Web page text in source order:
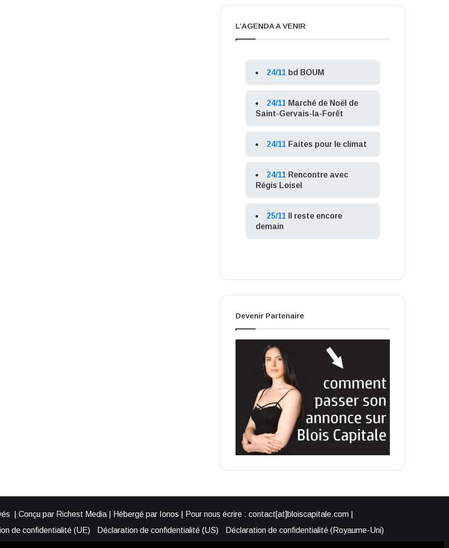
L’AGENDA A VENIR
24/11 bd BOUM
24/11 Marché de Noël de
Saint-Gervais-la-Forêt
24/11 Faites pour le climat
24/11 Rencontre avec
Régis Loisel
25/11
Il reste encore
demain
Devenir Partenaire
| Conçu par Richest Media | Hébergé par Ionos | Pour nous écrire : contact[at]bloiscapitale.com |
de confidentialité (UE) Déclaration de confidentialité (US)
Déclaration de confidentialité (Royaume-Uni)